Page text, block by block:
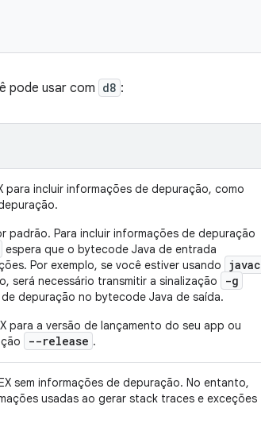
pode usar com d8 :
para incluir informações de depuração, como
padrão. Para incluir informações de depuração
espera que o bytecode Java de entrada
Por exemplo, se você estiver usando
javac
será necessário transmitir a sinalização -g
depuração no bytecode Java de saída.
para a versão de lançamento do seu app ou
--release .
sem informações de depuração. No entanto,
usadas ao gerar stack traces e exceções